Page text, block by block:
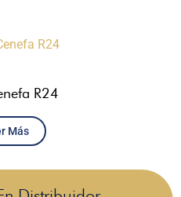
R24
Más